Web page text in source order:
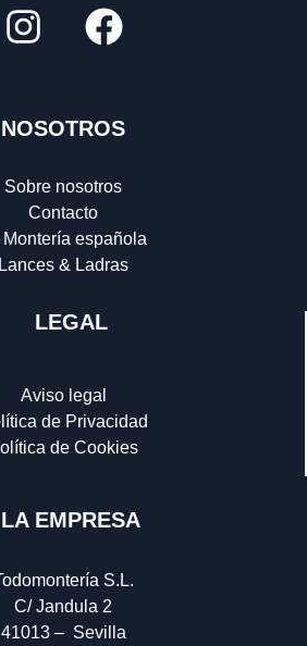
NOSOTROS
Sobre nosotros
Contacto
Montería española
Lances & Ladras
LEGAL
Aviso legal
de Privacidad
de Cookies
LA EMPRESA
S.L.
C/ Jandula 2
41013 – Sevilla